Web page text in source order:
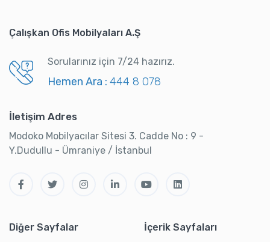
Çalışkan Ofis Mobilyaları A.Ş
Sorularınız için 7/24 hazırız.
Hemen Ara : 444 8 078
İletişim Adres
Modoko Mobilyacılar Sitesi 3. Cadde No : 9 -
Y.Dudullu - Ümraniye / İstanbul
Diğer Sayfalar İçerik Sayfaları